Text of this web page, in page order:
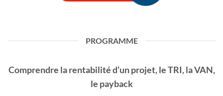
PROGRAMME
Comprendre la rentabilité d’un projet, leTRI, la VAN,
le payback